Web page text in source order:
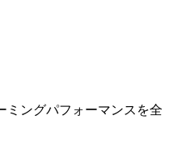
ミングパフォーマンスを全